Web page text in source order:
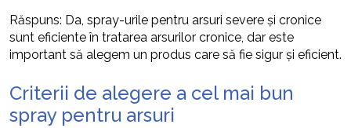
Răspuns: Da, spray-urile pentru arsuri severe și cronice
sunt eficiente în tratarea arsurilor cronice, dar este
important să alegem un produs care să fie sigur și eficient.
Criterii de alegere a cel mai bun
spray pentru arsuri